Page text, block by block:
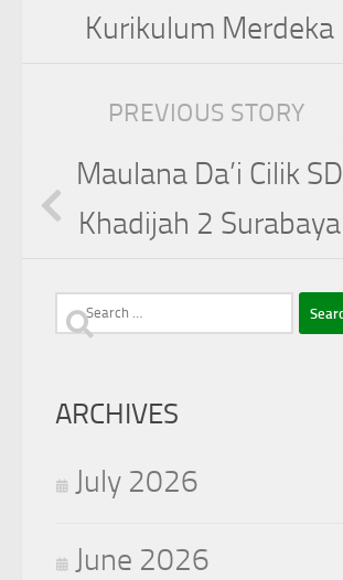
Kurikulum Merdeka
PREVIOUS STORY
Maulana Da’i Cilik SD
Khadijah 2 Surabaya
Search
ARCHIVES
July 2026
June 2026